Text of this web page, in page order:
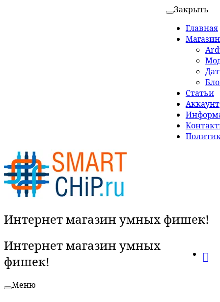
Закрыть
Главная
Магазин
Статьи
Аккаунт
Интернет магазин умных фишек!
Интернет магазин умных
фишек!
Меню